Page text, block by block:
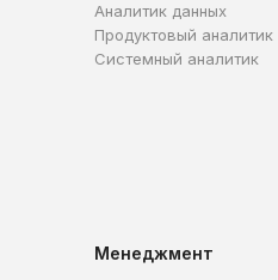
Аналитик данных
Продуктовый аналитик
Системный аналитик
Менеджмент